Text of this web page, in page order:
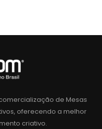
de Mesas
oferecendo a melhor
criativo.